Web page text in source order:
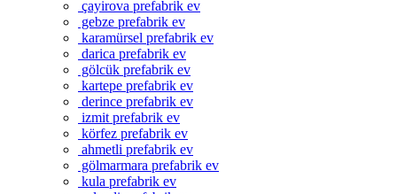
çayirova prefabrik ev
gebze prefabrik ev
karamürsel prefabrik ev
darica prefabrik ev
gölcük prefabrik ev
kartepe prefabrik ev
derince prefabrik ev
izmit prefabrik ev
körfez prefabrik ev
ahmetli prefabrik ev
gölmarmara prefabrik ev
kula prefabrik ev